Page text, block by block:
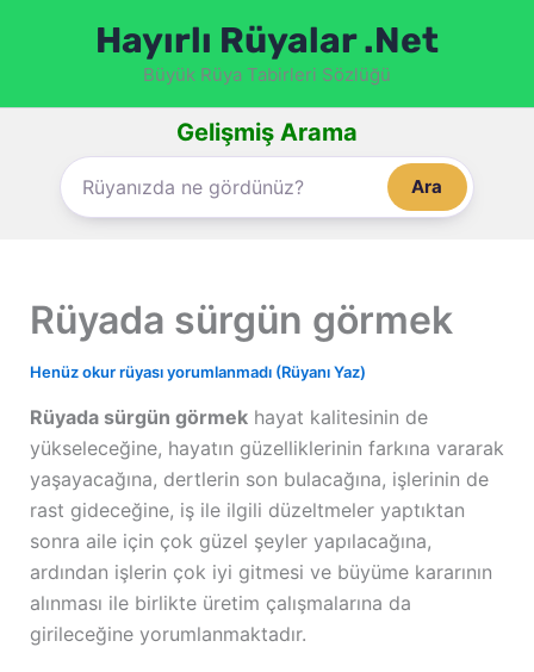
Hayırlı Rüyalar .Net
Büyük Rüya Tabirleri Sözlüğü
Gelişmiş Arama
Ara
Rüyada sürgün görmek
Henüz okur rüyası yorumlanmadı (Rüyanı Yaz)
Rüyada sürgün görmekhayat kalitesinin de
yükseleceğine, hayatın güzelliklerinin farkına vararak
yaşayacağına, dertlerin son bulacağına, işlerinin de
rast gideceğine, iş ile ilgili düzeltmeler yaptıktan
sonra aile için çok güzel şeyler yapılacağına,
ardından işlerin çok iyi gitmesi ve büyüme kararının
alınması ile birlikte üretim çalışmalarına da
girileceğine yorumlanmaktadır.